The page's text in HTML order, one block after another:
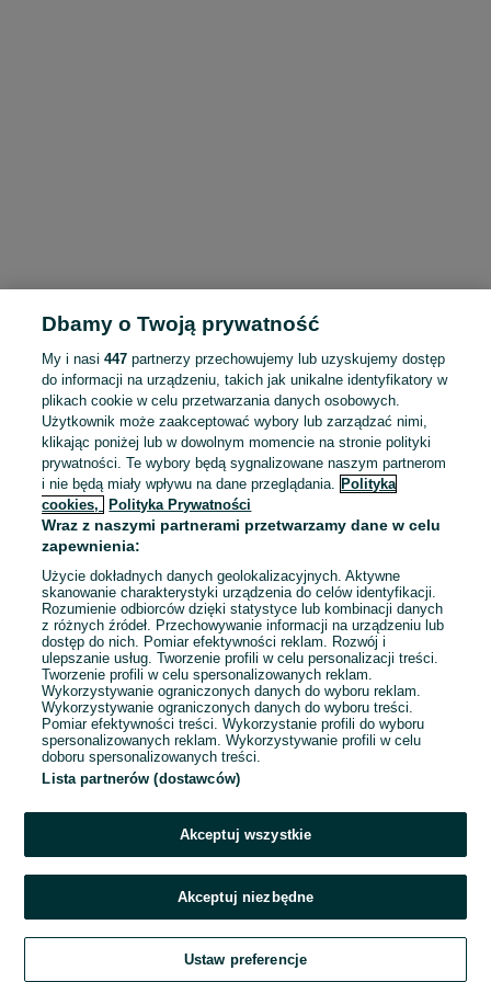
To ogłoszenie nie jest już dostępne
Przejdź na stronę główną
Dbamy o Twoją prywatność
My i nasi447 partnerzy przechowujemy lub uzyskujemy dostęp
do informacji na urządzeniu, takich jak unikalne identyfikatory w
plikach cookie w celu przetwarzania danych osobowych.
Użytkownik może zaakceptować wybory lub zarządzać nimi,
klikając poniżej lub w dowolnym momencie na stronie polityki
prywatności. Te wybory będą sygnalizowane naszym partnerom
i nie będą miały wpływu na dane przeglądania. Polityka
cookies,
Polityka Prywatności
Wraz z naszymi partnerami przetwarzamy dane w celu
zapewnienia:
Użycie dokładnych danych geolokalizacyjnych. Aktywne
skanowanie charakterystyki urządzenia do celów identyfikacji.
Rozumienie odbiorców dzięki statystyce lub kombinacji danych
z różnych źródeł. Przechowywanie informacji na urządzeniu lub
dostęp do nich. Pomiar efektywności reklam. Rozwój i
ulepszanie usług. Tworzenie profili w celu personalizacji treści.
Tworzenie profili w celu spersonalizowanych reklam.
Wykorzystywanie ograniczonych danych do wyboru reklam.
Wykorzystywanie ograniczonych danych do wyboru treści.
Pomiar efektywności treści. Wykorzystanie profili do wyboru
spersonalizowanych reklam. Wykorzystywanie profili w celu
doboru spersonalizowanych treści.
Lista partnerów (dostawców)
Akceptuj wszystkie
Akceptuj niezbędne
Ustaw preferencje